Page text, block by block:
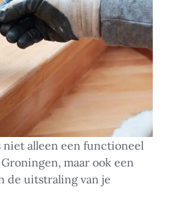
alleen een functioneel
maar ook een
de uitstraling van je